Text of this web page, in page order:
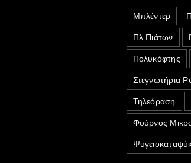
Μπλέντερ
Πλ.Πιάτων
Πολυκόφτης
Στεγνωτήρια
Τηλεόραση
Φούρνος